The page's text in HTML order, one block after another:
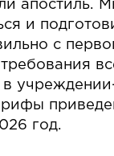
апостиль.
и
с
год.